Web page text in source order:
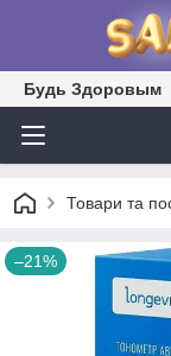
Будь Здоровым
Товари та
–21%